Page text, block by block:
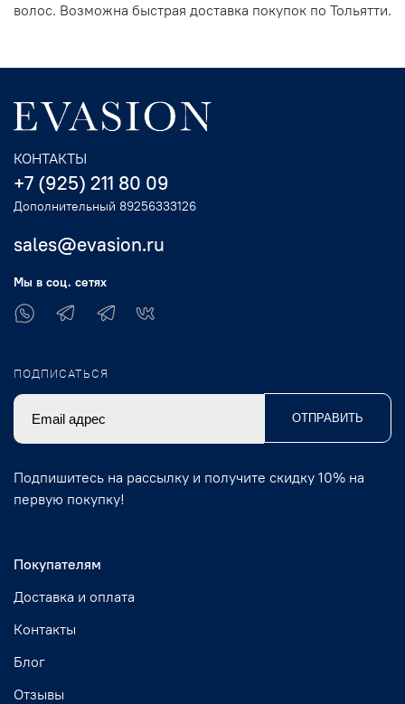
волос. Возможна быстрая доставка покупок по Тольятти.
Покупателям
Доставка и оплата
Контакты
Блог
Отзывы
КОНТАКТЫ
+7 (925) 211 80 09
Дополнительный 89256333126
sales@evasion.ru
Мы в соц. сетях
ПОДПИСАТЬСЯ
ОТПРАВИТЬ
Подпишитесь на рассылку и получите скидку 10% на
первую покупку!